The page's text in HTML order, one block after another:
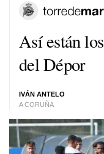
Así están
del Dépor
IVÁN ANTELO
A CORUÑA